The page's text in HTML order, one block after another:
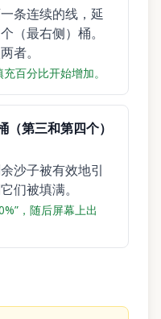
条连续的线，延
（最右侧）桶。
者。
百分比开始增加。
（第三和第四个）
沙子被有效地引
们被填满。
，随后屏幕上出